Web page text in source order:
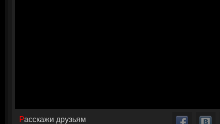
Расскажи друзьям